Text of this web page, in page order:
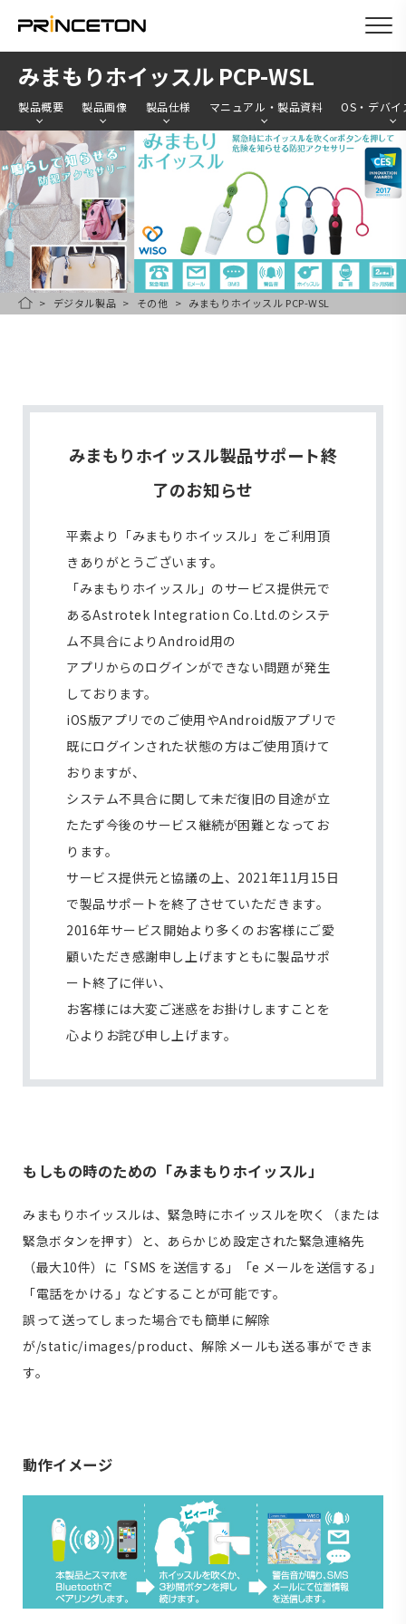
コ
ン
テ
ン
ツ
に
みまもりホイッスル PCP-WSL
製品概要 製品画像 製品仕様 マニュアル・製品資料 OS・デバイ
HOMEデジタル製品 その他 みまもりホイッスル PCP-WSL
みまもりホイッスル製品サポート終
了のお知らせ
平素より「みまもりホイッスル」をご利用頂
きありがとうございます。
「みまもりホイッスル」のサービス提供元で
あるAstrotek Integration Co.Ltd.のシステ
ム不具合によりAndroid用の
アプリからのログインができない問題が発生
しております。
iOS版アプリでのご使用やAndroid版アプリで
既にログインされた状態の方はご使用頂けて
おりますが、
システム不具合に関して未だ復旧の目途が立
たたず今後のサービス継続が困難となってお
ります。
サービス提供元と協議の上、2021年11月15日
で製品サポートを終了させていただきます。
2016年サービス開始より多くのお客様にご愛
顧いただき感謝申し上げますともに製品サポ
ート終了に伴い、
お客様には大変ご迷惑をお掛けしますことを
心よりお詫び申し上げます。
もしもの時のための「みまもりホイッスル」
みまもりホイッスルは、緊急時にホイッスルを吹く（または
緊急ボタンを押す）と、あらかじめ設定された緊急連絡先
（最大10件）に「SMS を送信する」「e メールを送信する」
「電話をかける」などすることが可能です。
誤って送ってしまった場合でも簡単に解除
が/static/images/product、解除メールも送る事ができま
す。
動作イメージ